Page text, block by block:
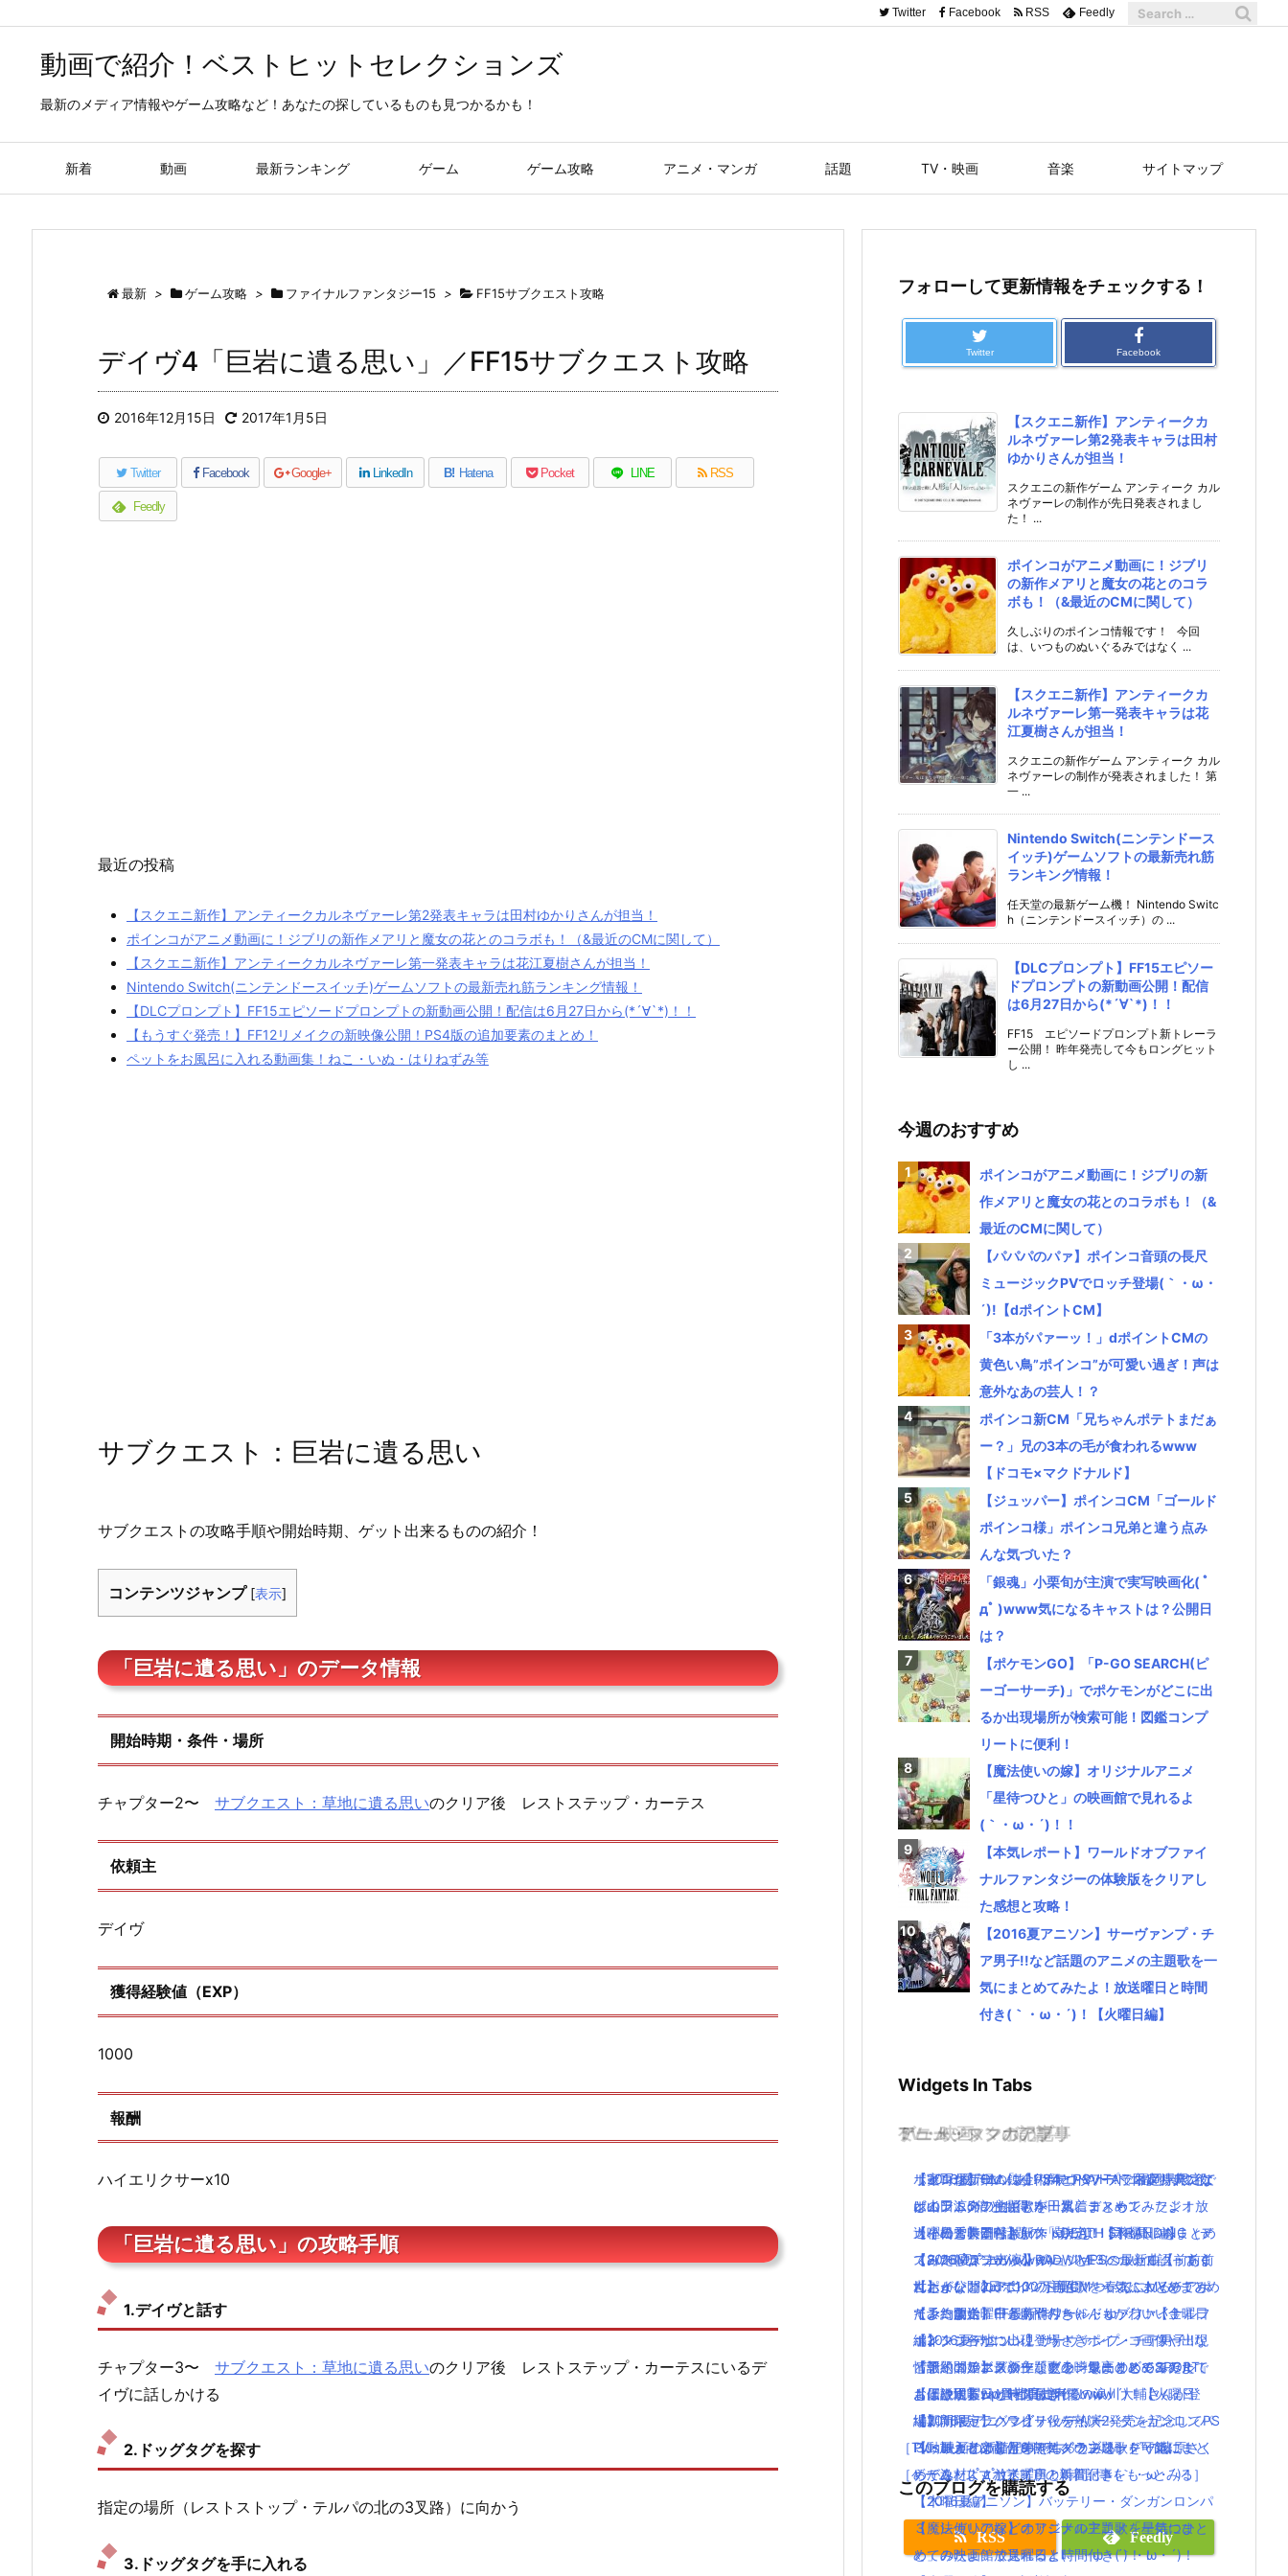
動画で紹介！ベストヒットセレクションズ
最新のメディア情報やゲーム攻略など！あなたの探しているものも見つかるかも！
新着 動画 最新ランキング ゲーム ゲーム攻略 アニメ・マンガ 話題 TV・映画 音楽 サイトマップ
Twitter Facebook RSS Feedly
最新 > ゲーム攻略 > ファイナルファンタジー15 > FF15サブクエスト攻略
デイヴ4「巨岩に遺る思い」／FF15サブクエスト攻略
2016年12月15日 2017年1月5日
Twitter Facebook Google+ LinkedIn B! Hatena Pocket LINE RSS
Feedly
最近の投稿
【スクエニ新作】アンティークカルネヴァーレ第2発表キャラは田村ゆかりさんが担当！
ポインコがアニメ動画に！ジブリの新作メアリと魔女の花とのコラボも！（&最近のCMに関して）
【スクエニ新作】アンティークカルネヴァーレ第一発表キャラは花江夏樹さんが担当！
Nintendo Switch(ニンテンドースイッチ)ゲームソフトの最新売れ筋ランキング情報！
【DLCプロンプト】FF15エピソードプロンプトの新動画公開！配信は6月27日から(*´∀`*)！！
【もうすぐ発売！】FF12リメイクの新映像公開！PS4版の追加要素のまとめ！
ペットをお風呂に入れる動画集！ねこ・いぬ・はりねずみ等
サブクエスト：巨岩に遺る思い
サブクエストの攻略手順や開始時期、ゲット出来るものの紹介！
コンテンツジャンプ [表示]
「巨岩に遺る思い」のデータ情報
開始時期・条件・場所
チャプター2〜 サブクエスト：草地に遺る思いのクリア後 レストステップ・カーテス
依頼主
デイヴ
獲得経験値（EXP）
1000
報酬
ハイエリクサーx10
「巨岩に遺る思い」の攻略手順
1.デイヴと話す
チャプター3〜 サブクエスト：草地に遺る思いのクリア後 レストステップ・カーテスにいるデ
イヴに話しかける
2.ドッグタグを探す
指定の場所（レストストップ・テルパの北の3叉路）に向かう
3.ドッグタグを手に入れる
フォローして更新情報をチェックする！
Twitter Facebook
【スクエニ新作】アンティークカ
ルネヴァーレ第2発表キャラは田村
ゆかりさんが担当！
スクエニの新作ゲーム アンティーク カル
ネヴァーレの制作が先日発表されまし
た！ ...
ポインコがアニメ動画に！ジブリ
の新作メアリと魔女の花とのコラ
ボも！（&最近のCMに関して）
久しぶりのポインコ情報です！ 今回
は、いつものぬいぐるみではなく ...
【スクエニ新作】アンティークカ
ルネヴァーレ第一発表キャラは花
江夏樹さんが担当！
スクエニの新作ゲーム アンティーク カル
ネヴァーレの制作が発表されました！ 第
一 ...
Nintendo Switch(ニンテンドース
イッチ)ゲームソフトの最新売れ筋
ランキング情報！
任天堂の最新ゲーム機！ Nintendo Switc
h（ニンテンドースイッチ）の ...
【DLCプロンプト】FF15エピソー
ドプロンプトの新動画公開！配信
は6月27日から(*´∀`*)！！
FF15 エピソードプロンプト新トレーラ
ー公開！ 昨年発売して今もロングヒット
し ...
今週のおすすめ
ポインコがアニメ動画に！ジブリの新
作メアリと魔女の花とのコラボも！（&
最近のCMに関して）
【パパパのパァ】ポインコ音頭の長尺
ミュージックPVでロッチ登場(｀・ω・
´)!【dポイントCM】
「3本がパァーッ！」dポイントCMの
黄色い鳥”ポインコ”が可愛い過ぎ！声は
意外なあの芸人！？
ポインコ新CM「兄ちゃんポテトまだぁ
ー？」兄の3本の毛が食われるwww
【ドコモ×マクドナルド】
【ジュッパー】ポインコCM「ゴールド
ポインコ様」ポインコ兄弟と違う点み
んな気づいた？
「銀魂」小栗旬が主演で実写映画化( ﾟ
дﾟ )www気になるキャストは？公開日
は？
【ポケモンGO】「P-GO SEARCH(ピ
ーゴーサーチ)」でポケモンがどこに出
るか出現場所が検索可能！図鑑コンプ
リートに便利！
【魔法使いの嫁】オリジナルアニメ
「星待つひと」の映画館で見れるよ
(｀・ω・´)！！
【本気レポート】ワールドオブファイ
ナルファンタジーの体験版をクリアし
た感想と攻略！
【2016夏アニソン】サーヴァンプ・チ
ア男子!!など話題のアニメの主題歌を一
気にまとめてみたよ！放送曜日と時間
付き(｀・ω・´)！【火曜日編】
Widgets In Tabs
TV・映画
ポインコ新CM「あ！ポテトや〜！」福岡県限定で
ポイント5倍とお得！
【その１】ZIP話題の「朝だよ！貝社員」をまとめ
てみた( ﾟдﾟ )wwwwww
【ポインコ】dポイント新CM！春あふれるチアポ
インコ集合！中条あやみちゃんもかわいい！
ポインコ各地に出現！うさぎポインコ画像や出現
情報・コラボグッツなどの噂をまとめてみたよ！
【伝説回】zip貝社員に声優の浪川大輔さんが登
場！新キャラハマグリ役を熱演！
［TV・映画の新着記事をもっとみる］
ゲーム・スマホアプリ
リゼロがゲームに！PS4とPSVITAで限定特典には
レムラムのフィギアが！水着コスも！
【小島秀夫監督】新作「DEATH STRANDING（デ
ス・ストランディング）」とE3について語ってく
れたよ(｀・ω・´)！
【予約開始】FF最新作ワールドオブファイナルフ
ァンタジーがついに登場！
【予約開始】最新作『グランツーリスモSPORT』
もはや現実ww首都高走れるwww
【期間限定】グラビティデイズ2発売を記念してPS
Plus加入者は前作を無料ダウンロード可能に！
［ゲーム・スマホアプリの新着記事をもっとみる］
アニメ・マンガの記事
【実写化】鋼の錬金術師エドワードエルリック役
は山田涼介！他にも本田翼、ディーン・フジオ
カ、松雪泰子らキャスト決定！
【2016夏アニソン】ジョジョ・べルセルク・あま
んちゅなどのアニメの主題歌を一気にまとめてみ
たよ！放送曜日と時間付き(｀・ω・´)！【金曜日
編】
「アイドルマスター」史上、最高のビジュアルで
お届けするシリーズ最新作！
【2016夏アニソン】バッテリー・ダンガンロンパ
３・レガリアなどのアニメの主題歌を一気にまと
めてみたよ！放送曜日と時間付き(｀・ω・´)！
【木曜日編】
【魔法使いの嫁】オリジナルアニメ「星待つひ
と」の映画館で見れるよ(｀・ω・´)！！
ミュージックの記事
【2016夏アニソン】ツキウタ。プラネタリアンな
どのアニメの主題歌を一気にまとめてみたよ！放
送曜日と時間付き(｀・ω・´)！【水曜日編】
【8/26Mステ出演】RADWIMPSの最新曲【前前前
世】が公開2日で100万再生！ついでにMVをまとめ
てみたよ！
【2016夏アニソン】サーヴァンプ・チア男子!!な
ど話題のアニメの主題歌を一気にまとめてみた
よ！放送曜日と時間付き(｀・ω・´)！【火曜日
編】
【動画まとめ】月9ドラマ”ラブソング”の藤原さく
らが逸材( ﾟдﾟ )イイ声！！
【2016夏アニソン】バッテリー・ダンガンロンパ
３・レガリアなどのアニメの主題歌を一気にまと
めてみたよ！放送曜日と時間付き(｀・ω・´)！
このブログを購読する
RSS Feedly